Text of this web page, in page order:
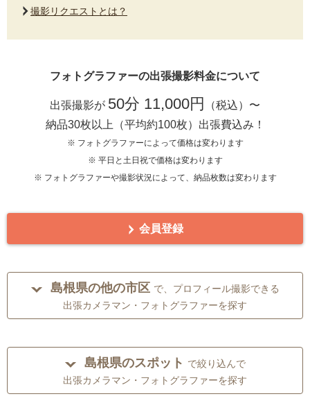
撮影リクエストとは？
フォトグラファーの出張撮影料金について
出張撮影が 50分 11,000円
（税込）〜
納品30枚以上（平均約100枚）出張費込み！
※ フォトグラファーによって価格は変わります
※ 平日と土日祝で価格は変わります
※ フォトグラファーや撮影状況によって、納品枚数は変わります
会員登録
島根県の他の市区 で、プロフィール撮影できる
出張カメラマン・フォトグラファーを探す
島根県のスポット で絞り込んで
出張カメラマン・フォトグラファーを探す